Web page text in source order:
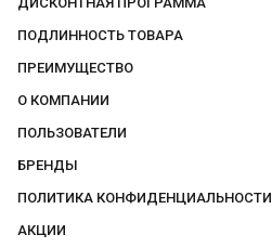
ПОДЛИННОСТЬ ТОВАРА
ПРЕИМУЩЕСТВО
О КОМПАНИИ
ПОЛЬЗОВАТЕЛИ
БРЕНДЫ
ПОЛИТИКА КОНФИДЕНЦИАЛЬНОСТИ
АКЦИИ